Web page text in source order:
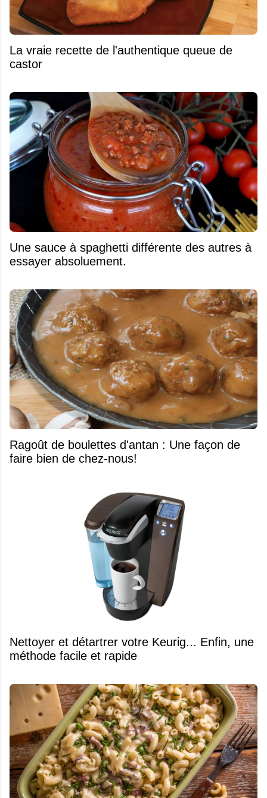
La vraie recette de l'authentique queue de
castor
Une sauce à spaghetti différente des autres à
essayer absoluement.
Ragoût de boulettes d'antan : Une façon de
faire bien de chez-nous!
Nettoyer et détartrer votre Keurig... Enfin, une
méthode facile et rapide